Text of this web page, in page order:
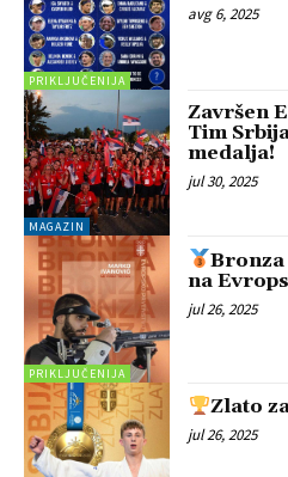
PRIKLJUČENIJA
avg 6, 2025
MAGAZIN
Završen
Tim
medalja!
jul 30, 2025
PRIKLJUČENIJA
Bronza
na
jul 26, 2025
Zlato
jul 26, 2025